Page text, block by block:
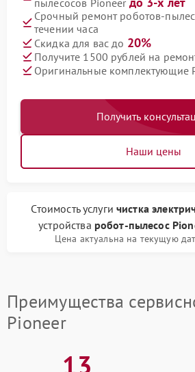
пылесосов Pioneer
Срочный ремонт роботов-
течении часа
Скидка для вас до 20%
Получите 1500 рублей на
Оригинальные комплектующие
Получить
Наши цены
Стоимость услугичистка
устройства робот-пылесос
Цена актуальна на текущую
Преимущества
Pioneer
13